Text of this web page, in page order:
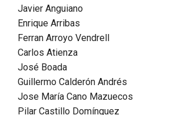
Javier Anguiano
Enrique Arribas
Ferran Arroyo Vendrell
Carlos Atienza
José Boada
Guillermo Calderón Andrés
Jose María Cano Mazuecos
Pilar Castillo Domínguez